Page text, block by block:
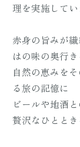
理を実施してい
赤身の旨みが
はの味の奥行
自然の恵みを
る旅の記憶に
ビールや地酒
贅沢なひととき